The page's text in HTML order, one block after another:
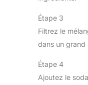
Étape 3
Filtrez le
dans un grand
Étape 4
Ajoutez le